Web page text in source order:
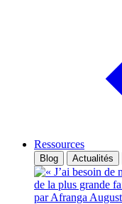
Ressources
Blog Actualités
par Afranga